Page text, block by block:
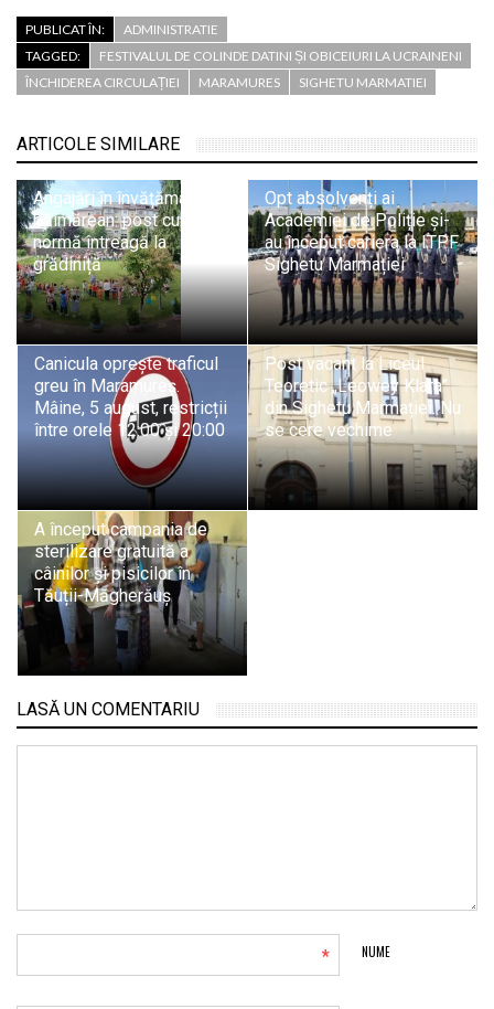
PUBLICAT ÎN:
ADMINISTRATIE
TAGGED:
FESTIVALUL DE COLINDE DATINI ȘI OBICEIURI LA UCRAINENI
ÎNCHIDEREA CIRCULAȚIEI
MARAMURES SIGHETU MARMATIEI
ARTICOLE SIMILARE
Angajări în învățământul
băimărean: post cu
normă întreagă la
grădiniță
Opt absolvenți ai
Academiei de Poliție și-
au început cariera la ITPF
Sighetu Marmației
Canicula oprește traficul
greu în Maramureș.
Mâine, 5 august, restricții
între orele 12:00 și 20:00
Post vacant la Liceul
Teoretic „Leowey Klara”
din Sighetu Marmației. Nu
se cere vechime
A început campania de
sterilizare gratuită a
câinilor și pisicilor în
Tăuții-Măgherăuș
LASĂ UN COMENTARIU
NUME
*